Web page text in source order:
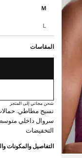
M
L
المقاسات
شحن مجاني إلى المتجر
نسيج مطاطي.
سروال داخلي
التخفيضات
التفاصيل والمكونات